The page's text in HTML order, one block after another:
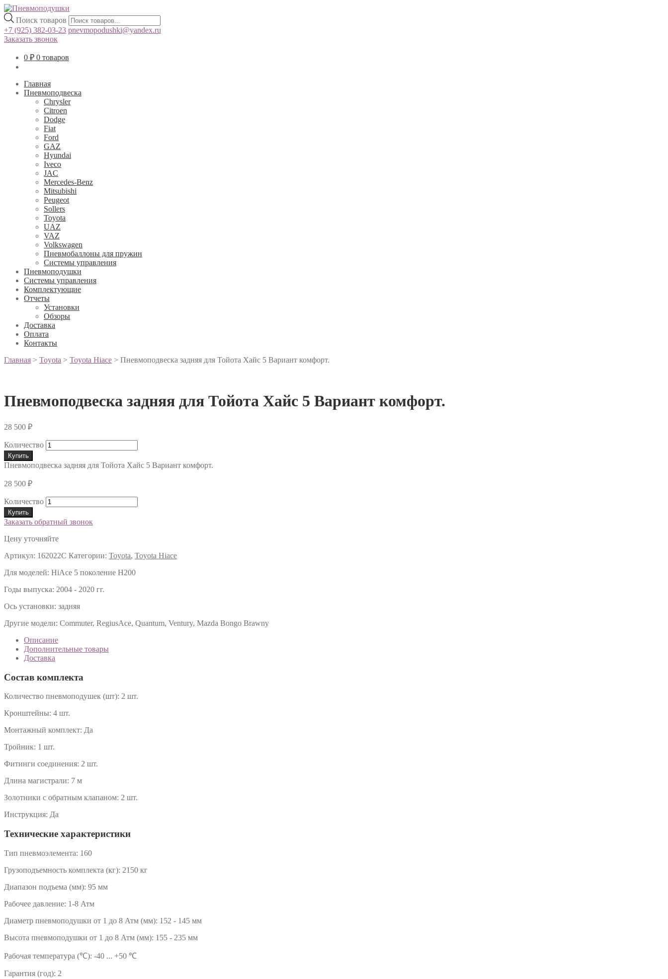
Поиск товаров
+7 (925) 382-03-23 pnevmopodushki@yandex.ru
Заказать звонок
0 ₽ 0 товаров
Главная
Пневмоподвеска
Chrysler
Citroen
Dodge
Fiat
Ford
GAZ
Hyundai
Iveco
JAC
Mercedes-Benz
Mitsubishi
Peugeot
Sollers
Toyota
UAZ
VAZ
Volkswagen
Пневмобаллоны для пружин
Системы управления
Пневмоподушки
Системы управления
Комплектующие
Отчеты
Установки
Обзоры
Доставка
Оплата
Контакты
Главная > Toyota > Toyota Hiace > Пневмоподвеска задняя для Тойота Хайс 5 Вариант комфорт.
Пневмоподвеска задняя для Тойота Хайс 5 Вариант комфорт.
28 500 ₽
Количество
Купить
Пневмоподвеска задняя для Тойота Хайс 5 Вариант комфорт.
28 500 ₽
Количество
Купить
Заказать обратный звонок
Цену уточняйте
Артикул: 162022С Категории: Toyota, Toyota Hiace
Для моделей: HiAce 5 поколение H200
Годы выпуска: 2004 - 2020 гг.
Ось установки: задняя
Другие модели: Commuter, RegiusAce, Quantum, Ventury, Mazda Bongo Brawny
Описание
Дополнительные товары
Доставка
Состав комплекта
Количество пневмоподушек (шт): 2 шт.
Кронштейны: 4 шт.
Монтажный комплект: Да
Тройник: 1 шт.
Фитинги соединения: 2 шт.
Длина магистрали: 7 м
Золотники с обратным клапаном: 2 шт.
Инструкция: Да
Технические характеристики
Тип пневмоэлемента: 160
Грузоподъемность комплекта (кг): 2150 кг
Диапазон подъема (мм): 95 мм
Рабочее давление: 1-8 Атм
Диаметр пневмоподушки от 1 до 8 Атм (мм): 152 - 145 мм
Высота пневмоподушки от 1 до 8 Атм (мм): 155 - 235 мм
Рабочая температура (℃): -40 ... +50 ℃
Гарантия (год): 2